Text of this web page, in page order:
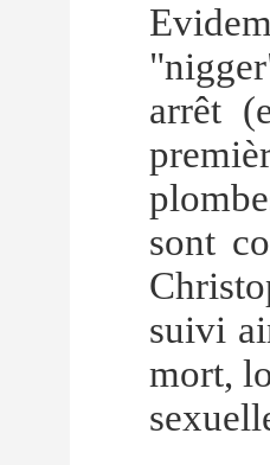
arrêt
sont
suivi
mort,